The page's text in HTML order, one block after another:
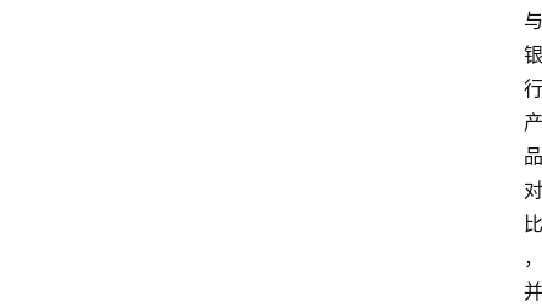
与
银
行
产
品
对
比
，
并